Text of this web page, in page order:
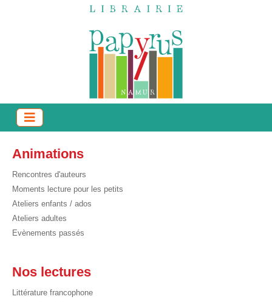
Animations
Rencontres d'auteurs
Moments lecture pour les petits
Ateliers enfants / ados
Ateliers adultes
Evènements passés
Nos lectures
Littérature francophone